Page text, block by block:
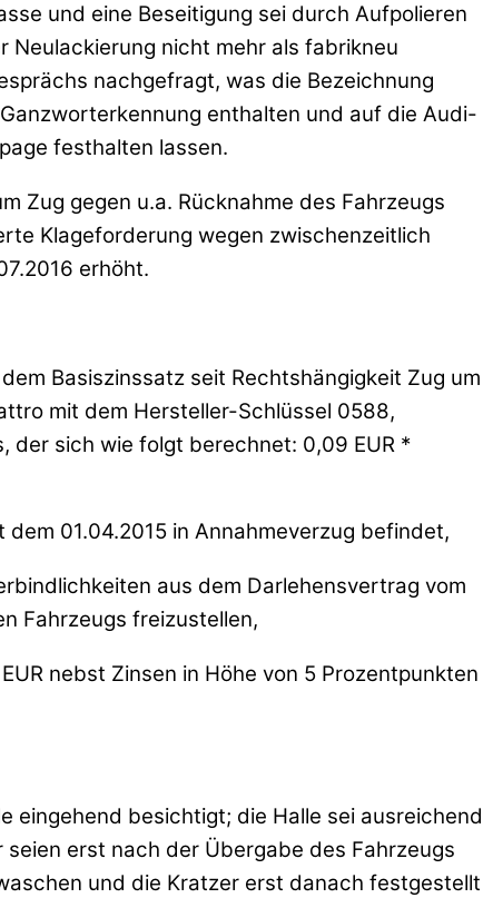
und eine Beseitigung sei durch Aufpolieren
Neulackierung nicht mehr als fabrikneu
nachgefragt, was die Bezeichnung
enthalten und auf die Audi-
festhalten lassen.
Zug gegen u.a. Rücknahme des Fahrzeugs
Klageforderung wegen zwischenzeitlich
erhöht.
Basiszinssatz seit Rechtshängigkeit Zug um
mit dem Hersteller-Schlüssel 0588,
der sich wie folgt berechnet: 0,09 EUR *
01.04.2015 in Annahmeverzug befindet,
aus dem Darlehensvertrag vom
Fahrzeugs freizustellen,
nebst Zinsen in Höhe von 5 Prozentpunkten
eingehend besichtigt; die Halle sei ausreichend
erst nach der Übergabe des Fahrzeugs
und die Kratzer erst danach festgestellt